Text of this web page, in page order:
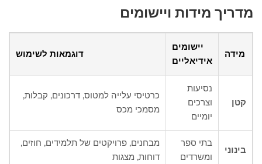
מדריך מידות ויישומים
מידה
יישומים
אידיאליים
דוגמאות לשימוש
קטן
נסיעות
וצרכים
יומיים
כרטיסי עלייה למטוס, דרכונים, קבלות,
מסמכי מכס
בינוני
בתי ספר
ומשרדים
מבחנים, פרויקטים של תלמידים, חוזים,
דוחות, מצגות